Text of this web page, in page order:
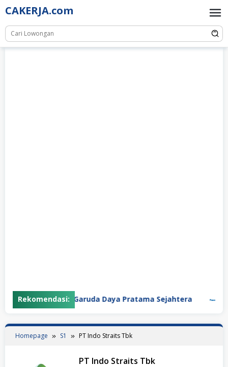
Skip
to
content
CAKERJA.com
Rekomendasi:PT Garuda Daya Pratama Sejahtera PT
Homepage S1 PT Indo Straits Tbk
PT Indo Straits Tbk